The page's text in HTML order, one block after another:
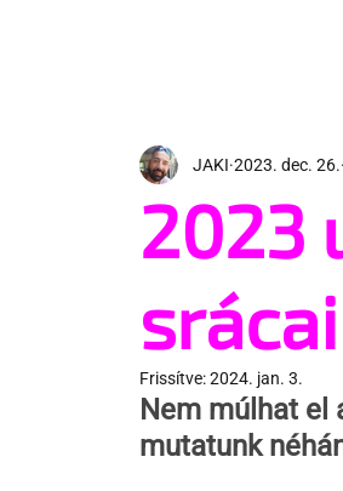
2023
JAKI 2023. dec. 26.
Frissítve:2024. jan. 3.
Nem múlhat el
mutatunk